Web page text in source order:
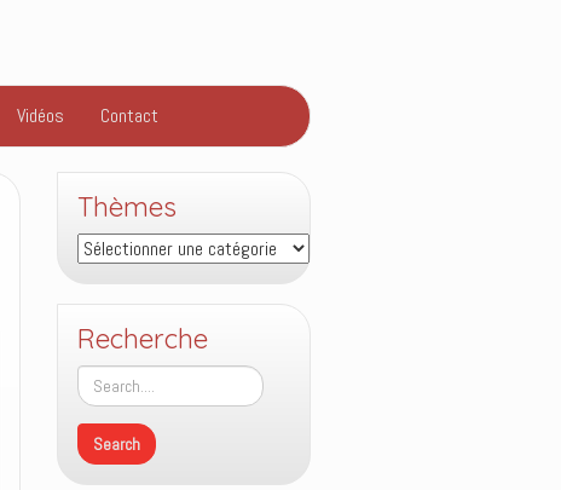
Vidéos Contact
Thèmes
Thèmes
Recherche